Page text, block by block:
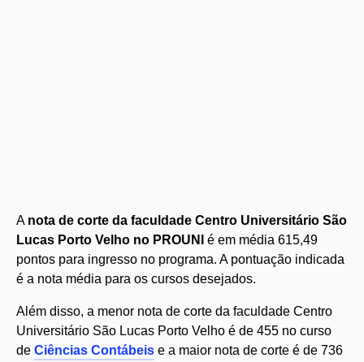
A nota de corte da faculdade Centro Universitário São
Lucas Porto Velho no PROUNI
é em média 615,49
pontos para ingresso no programa. A pontuação indicada
é a nota média para os cursos desejados.
Além disso, a menor nota de corte da faculdade Centro
Universitário São Lucas Porto Velho é de 455 no curso
de Ciências Contábeis e a maior nota de corte é de 736